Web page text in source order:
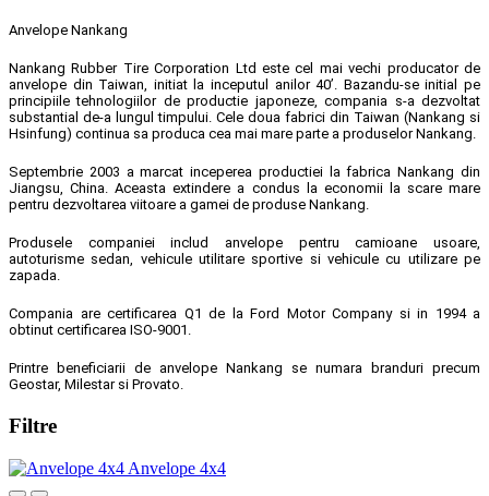
Anvelope Nankang
Nankang Rubber Tire Corporation Ltd este cel mai vechi producator de
anvelope din Taiwan, initiat la inceputul anilor 40’. Bazandu-se initial pe
principiile tehnologiilor de productie japoneze, compania s-a dezvoltat
substantial de-a lungul timpului. Cele doua fabrici din Taiwan (Nankang si
Hsinfung) continua sa produca cea mai mare parte a produselor Nankang.
Septembrie 2003 a marcat inceperea productiei la fabrica Nankang din
Jiangsu, China. Aceasta extindere a condus la economii la scare mare
pentru dezvoltarea viitoare a gamei de produse Nankang.
Produsele companiei includ anvelope pentru camioane usoare,
autoturisme sedan, vehicule utilitare sportive si vehicule cu utilizare pe
zapada.
Compania are certificarea Q1 de la Ford Motor Company si in 1994 a
obtinut certificarea ISO-9001.
Printre beneficiarii de anvelope Nankang se numara branduri precum
Geostar, Milestar si Provato.
Filtre
Anvelope 4x4